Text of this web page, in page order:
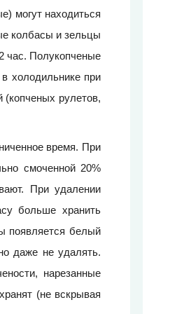
могут находиться
колбасы и зельцы
час. Полукопченые
холодильнике при
(копченых рулетов,
время. При
смоченной 20%
При удалении
больше хранить
появляется белый
даже не удалять.
нарезанные
(не вскрывая